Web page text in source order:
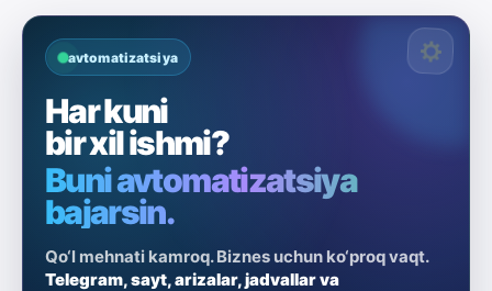
avtomatizatsiya
Har kuni
bir xil ishmi?
Buni avtomatizatsiya
bajarsin.
Qo‘l mehnati kamroq. Biznes uchun ko‘proq vaqt.
Telegram, sayt, arizalar, jadvallar va